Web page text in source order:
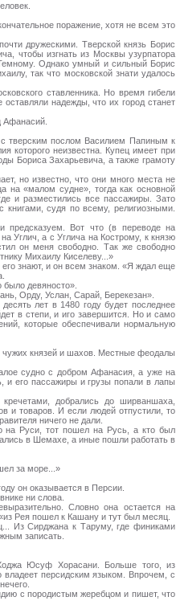
поражение, хотя не всем это
дружескими. Тверской князь Борис
чтобы изгнать из Москвы узурпатора
Однако умный и сильный Борис
так что московской знати удалось
ставленника. Но время гибели
надежды, что их город станет
Афанасий.
с тверским послом Василием Папиным к
которого неизвестна. Купец имеет при
Бориса Захарьевича, а также грамоту
но известно, что они много места не
на «малом судне», тогда как основной
и разместились все пассажиры. Зато
книгами, судя по всему, религиозными.
предсказуем. Вот что (в переводе на
Углич, а с Углича на Кострому, к князю
он меня свободно. Так же свободно
Михаилу Киселеву...»
его знают, и он всем знаком. «Я ждал еще
было девяносто».
Орду, Услан, Сарай, Берекезан».
лет в 1480 году будет последнее
в степи, и иго завершится. Но и само
которые обеспечивали нормальную
чужих князей и шахов. Местные феодалы
судно с добром Афанасия, а уже на
его пассажиры и грузы попали в лапы
добрались до ширваншаха,
и товаров. И если людей отпустили, то
ничего не дали.
на Руси, тот пошел на Русь, а кто был
в Шемахе, а иные пошли работать в
за море...»
он оказывается в Персии.
ни слова.
Словно она остается на
Рея пошел к Кашану и тут был месяц.
Из Сирджана к Таруму, где финиками
записать.
Юсуф Хорасани. Больше того, из
владеет персидским языком. Впрочем, с
с породистым жеребцом и пишет, что